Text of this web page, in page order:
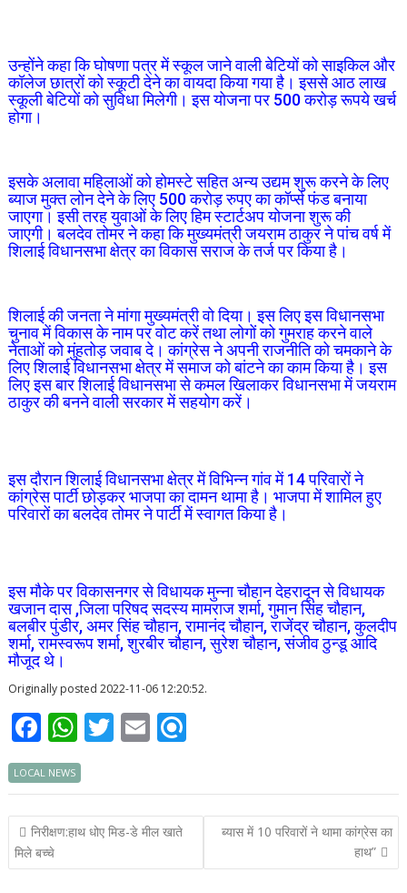
उन्होंने कहा कि घोषणा पत्र में स्कूल जाने वाली बेटियों को साइकिल और
कॉलेज छात्रों को स्कूटी देने का वायदा किया गया है। इससे आठ लाख
स्कूली बेटियों को सुविधा मिलेगी। इस योजना पर 500 करोड़ रूपये खर्च
होगा।
इसके अलावा महिलाओं को होमस्टे सहित अन्य उद्यम शुरू करने के लिए
ब्याज मुक्त लोन देने के लिए 500 करोड़ रुपए का कॉर्प्स फंड बनाया
जाएगा। इसी तरह युवाओं के लिए हिम स्टार्टअप योजना शुरू की
जाएगी। बलदेव तोमर ने कहा कि मुख्यमंत्री जयराम ठाकुर ने पांच वर्ष में
शिलाई विधानसभा क्षेत्र का विकास सराज के तर्ज पर किया है।
शिलाई की जनता ने मांगा मुख्यमंत्री वो दिया। इस लिए इस विधानसभा
चुनाव में विकास के नाम पर वोट करें तथा लोगों को गुमराह करने वाले
नेताओं को मुंहतोड़ जवाब दे। कांग्रेस ने अपनी राजनीति को चमकाने के
लिए शिलाई विधानसभा क्षेत्र में समाज को बांटने का काम किया है। इस
लिए इस बार शिलाई विधानसभा से कमल खिलाकर विधानसभा में जयराम
ठाकुर की बनने वाली सरकार में सहयोग करें।
इस दौरान शिलाई विधानसभा क्षेत्र में विभिन्न गांव में 14 परिवारों ने
कांग्रेस पार्टी छोड़कर भाजपा का दामन थामा है। भाजपा में शामिल हुए
परिवारों का बलदेव तोमर ने पार्टी में स्वागत किया है।
इस मौके पर विकासनगर से विधायक मुन्ना चौहान देहरादून से विधायक
खजान दास ,जिला परिषद सदस्य मामराज शर्मा, गुमान सिंह चौहान,
बलबीर पुंडीर, अमर सिंह चौहान, रामानंद चौहान, राजेंद्र चौहान, कुलदीप
शर्मा, रामस्वरूप शर्मा, शुरबीर चौहान, सुरेश चौहान, संजीव ठुन्डू आदि
मौजूद थे।
Originally posted 2022-11-06 12:20:52.
F
ac
e
b
o
o
W
h
at
s
A
p
T
itt
er
E
ai
l
i
n
LOCAL NEWS
Post
navigation
निरीक्षण:हाथ धोए मिड-डे मील खाते
मिले बच्चे
ब्यास में 10 परिवारों ने थामा कांग्रेस का
हाथ”